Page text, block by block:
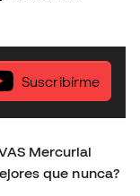
con
de ritmo. 🔍
🤔
Superfly?
más de
Suscribírme
Mercurial
que nunca?